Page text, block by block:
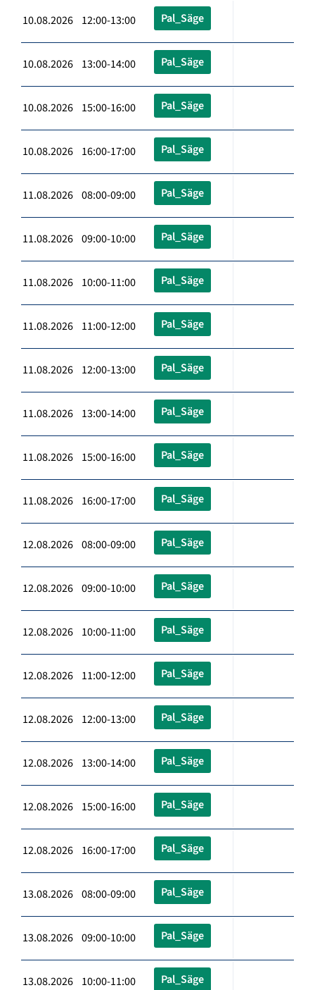
10.08.2026 12:00-13:00 Pal_Säge
10.08.2026 13:00-14:00 Pal_Säge
10.08.2026 15:00-16:00 Pal_Säge
10.08.2026 16:00-17:00 Pal_Säge
11.08.2026 08:00-09:00 Pal_Säge
11.08.2026 09:00-10:00 Pal_Säge
11.08.2026 10:00-11:00 Pal_Säge
11.08.2026 11:00-12:00 Pal_Säge
11.08.2026 12:00-13:00 Pal_Säge
11.08.2026 13:00-14:00 Pal_Säge
11.08.2026 15:00-16:00 Pal_Säge
11.08.2026 16:00-17:00 Pal_Säge
12.08.2026 08:00-09:00 Pal_Säge
12.08.2026 09:00-10:00 Pal_Säge
12.08.2026 10:00-11:00 Pal_Säge
12.08.2026 11:00-12:00 Pal_Säge
12.08.2026 12:00-13:00 Pal_Säge
12.08.2026 13:00-14:00 Pal_Säge
12.08.2026 15:00-16:00 Pal_Säge
12.08.2026 16:00-17:00 Pal_Säge
13.08.2026 08:00-09:00 Pal_Säge
13.08.2026 09:00-10:00 Pal_Säge
13.08.2026 10:00-11:00 Pal_Säge